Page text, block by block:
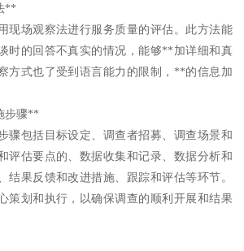
**
现场观察法进行服务质量的评估。此方法能
时的回答不真实的情况，能够**加详细和真
方式也了受到语言能力的限制，**的信息加
步骤**
骤包括目标设定、调查者招募、调查场景和
评估要点的、数据收集和记录、数据分析和
结果反馈和改进措施、跟踪和评估等环节。
策划和执行，以确保调查的顺利开展和结果